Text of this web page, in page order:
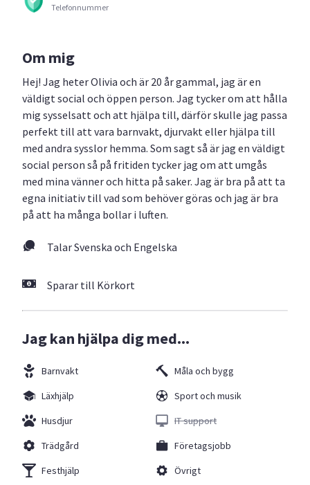
Telefonnummer
Om mig
Hej! Jag heter Olivia och är 20 år gammal, jag är en
väldigt social och öppen person. Jag tycker om att hålla
mig sysselsatt och att hjälpa till, därför skulle jag passa
perfekt till att vara barnvakt, djurvakt eller hjälpa till
med andra sysslor hemma. Som sagt så är jag en väldigt
social person så på fritiden tycker jag om att umgås
med mina vänner och hitta på saker. Jag är bra på att ta
egna initiativ till vad som behöver göras och jag är bra
på att ha många bollar i luften.
Talar Svenska och Engelska
Sparar till Körkort
Jag kan hjälpa dig med...
Barnvakt
Läxhjälp
Husdjur
Trädgård
Festhjälp
Måla och bygg
Sport och musik
IT support
Företagsjobb
Övrigt